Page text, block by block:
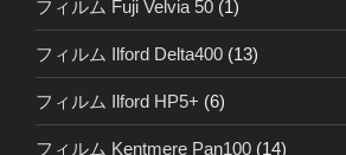
フィルム Fuji Velvia 50 (1)
フィルム Ilford Delta400 (13)
フィルム Ilford HP5+ (6)
フィルム Kentmere Pan100 (14)